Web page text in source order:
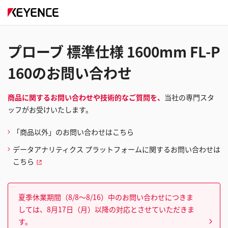
プローブ 標準仕様 1600mm FL-P
160のお問い合わせ
商品に関するお問い合わせや技術的なご質問を、 当社の専門スタ
ッフがお受けいたします。
「商品以外」のお問い合わせはこちら
データアナリティクス プラットフォームに関するお問い合わせは
こちら
夏季休業期間（8/8～8/16）中のお問い合わせにつきま
しては、8月17日（月）以降の対応とさせていただきま
す。